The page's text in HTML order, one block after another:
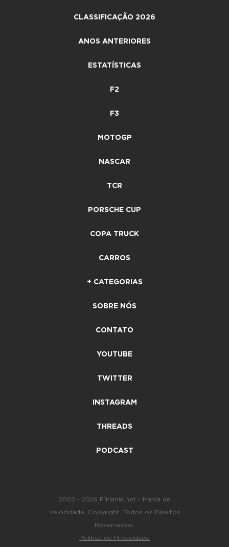
CLASSIFICAÇÃO 2026
ANOS ANTERIORES
ESTATÍSTICAS
F2
F3
MOTOGP
NASCAR
TCR
PORSCHE CUP
COPA TRUCK
CARROS
+ CATEGORIAS
SOBRE NÓS
CONTATO
YOUTUBE
TWITTER
INSTAGRAM
THREADS
PODCAST
2002 - 2026 F1Mania.net - Mania de
Velocidade. Copyright. Todos os Direitos
Reservados.
Política de Privacidade